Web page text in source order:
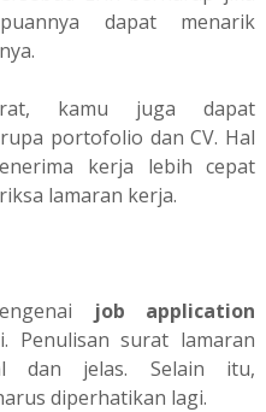
dapat menarik
kamu juga dapat
portofolio dan CV. Hal
kerja lebih cepat
lamaran kerja.
job application
Penulisan surat lamaran
dan jelas. Selain itu,
diperhatikan lagi.